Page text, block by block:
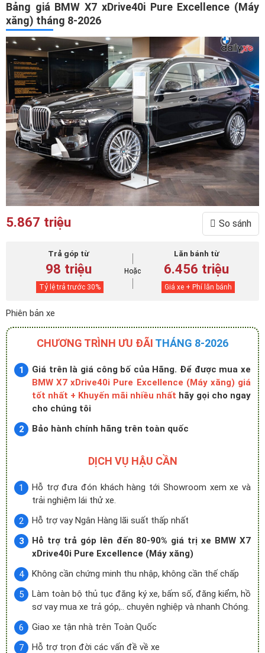
Bảng giá BMW X7 xDrive40i Pure Excellence (Máy
xăng) tháng 8-2026
5.867 triệu So sánh
Trả góp từ
98 triệu
Tỷ lệ trả trước 30%
Hoặc
Lăn bánh từ
6.456 triệu
Giá xe + Phí lăn bánh
Phiên bản xe
CHƯƠNG TRÌNH ƯU ĐÃI THÁNG 8-2026
Giá trên là giá công bố của Hãng. Để được mua xe
BMW X7 xDrive40i Pure Excellence (Máy xăng) giá
tốt nhất + Khuyến mãi nhiều nhất hãy gọi cho ngay
cho chúng tôi
Bảo hành chính hãng trên toàn quốc
DỊCH VỤ HẬU CẦN
Hỗ trợ đưa đón khách hàng tới Showroom xem xe và
trải nghiệm lái thử xe.
Hỗ trợ vay Ngân Hàng lãi suất thấp nhất
Hỗ trợ trả góp lên đến 80-90% giá trị xe BMW X7
xDrive40i Pure Excellence (Máy xăng)
Không cần chứng minh thu nhập, không cần thế chấp
Làm toàn bộ thủ tục đăng ký xe, bấm số, đăng kiểm, hồ
sơ vay mua xe trả góp,.. chuyên nghiệp và nhanh Chóng.
Giao xe tận nhà trên Toàn Quốc
Hỗ trợ trọn đời các vấn đề về xe